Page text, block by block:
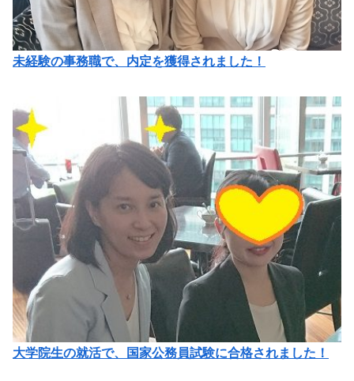
未経験の事務職で、内定を獲得されました！
大学院生の就活で、国家公務員試験に合格されました！